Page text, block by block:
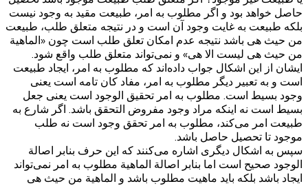
حاصل خواهد بود و اگر مطلوب به امر، طبیعت مقید به وجود نیست
بلکه طبیعت به غایت وجود آن است و در نتیجه متعلق طلب، طبیعت
من حیث هی باشد نتیجه عدم امکان تعلق طلب است چون «الماهیة
من حیث هی لیست الا هی» و نمی‌تواند متعلق طلب واقع شود.
ایشان از این اشکال جواب داده‌اند که مطلوب به امر، ایجاد طبیعت
است و به تعبیر دیگر مطلوب به امر، مفاد کان تامه است یعنی
وجود بسیط است. مطلوب به امر تحقیق الوجود است یعنی جعل
بسیط است نه اینکه مراد وجود مفروض التحقق باشد. اگر شارع به
طبیعت امر می‌کند، مطلوب به امر تحقق وجود است نه طلب
موجود تا تحصیل حاصل باشد.
سپس به اشکال دیگری اشاره می‌کنند که این حرف بنابر اصالة
الوجود صحیح است اما بنابر اصالة الماهیة مطلوب به امر نمی‌تواند
ایجاد باشد بلکه باید ماهیت مطلوب باشد و الماهیة من حیث هی